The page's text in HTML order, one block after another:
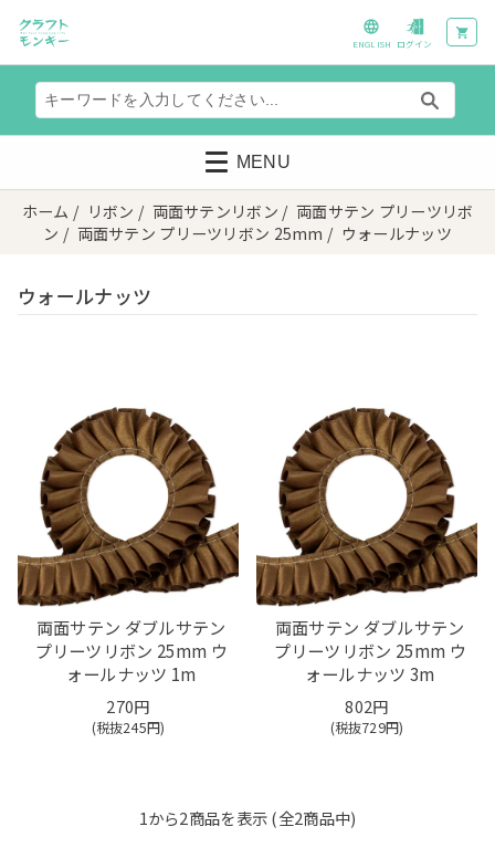
ログイン
ENGLISH
MENU
ホーム / リボン / 両面サテンリボン / 両面サテン プリーツリボ
ン / 両面サテン プリーツリボン 25mm / ウォールナッツ
ウォールナッツ
両面サテン ダブルサテン
プリーツリボン 25mm ウ
ォールナッツ 1m
270円
(税抜245円)
両面サテン ダブルサテン
プリーツリボン 25mm ウ
ォールナッツ 3m
802円
(税抜729円)
1から2商品を表示 (全2商品中)